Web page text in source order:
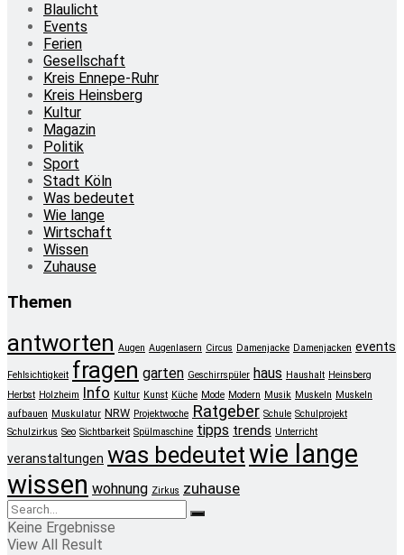
Blaulicht
Events
Ferien
Gesellschaft
Kreis Ennepe-Ruhr
Kreis Heinsberg
Kultur
Magazin
Politik
Sport
Stadt Köln
Was bedeutet
Wie lange
Wirtschaft
Wissen
Zuhause
Themen
antworten Augen Augenlasern Circus Damenjacke Damenjacken events
Fehlsichtigkeit fragen garten Geschirrspüler haus Haushalt Heinsberg
Herbst Holzheim Info Kultur Kunst Küche Mode Modern Musik Muskeln Muskeln
aufbauen Muskulatur NRW Projektwoche Ratgeber Schule Schulprojekt
Schulzirkus Seo Sichtbarkeit Spülmaschine tipps trends Unterricht
veranstaltungen was bedeutetwie lange
wissen wohnung Zirkus zuhause
Keine Ergebnisse
View All Result